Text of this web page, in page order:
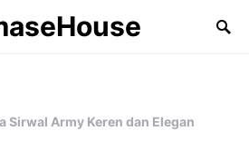
Sirwal Army Keren dan Elegan